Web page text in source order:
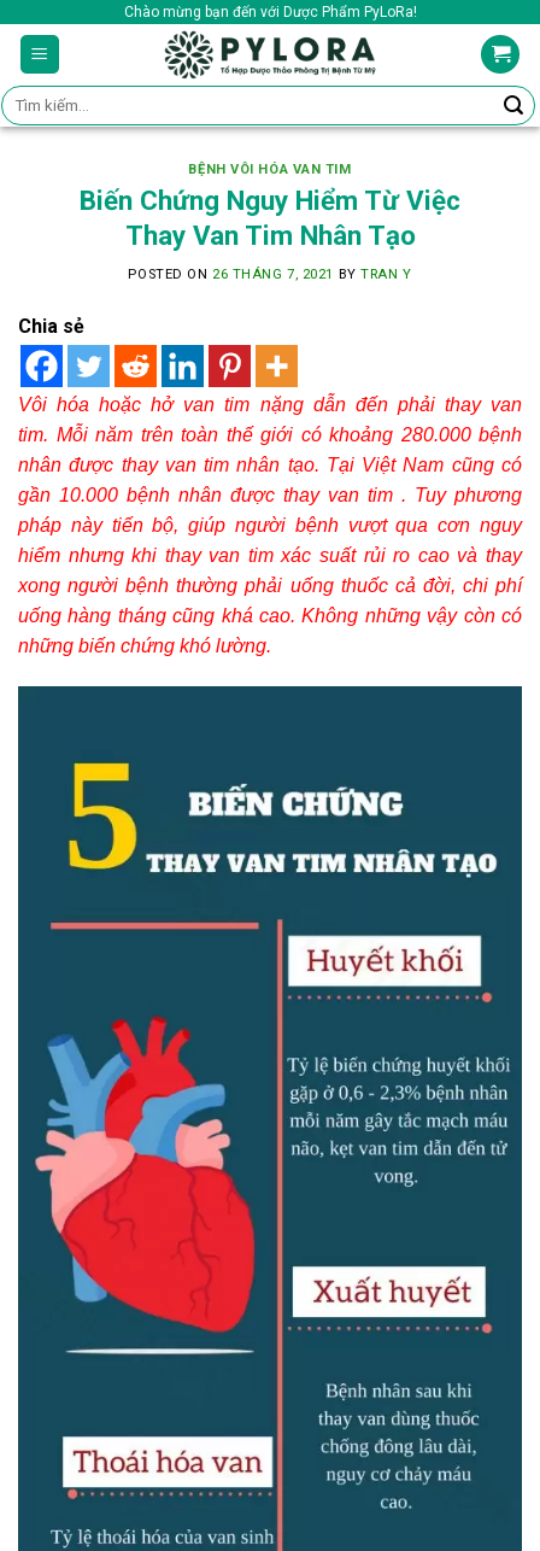
content
Chào mừng bạn đến với Dược Phẩm PyLoRa!
Tìm
kiếm:
BỆNH VÔI HÓA VAN TIM
Biến Chứng Nguy Hiểm Từ Việc
Thay Van Tim Nhân Tạo
POSTED ON 26 THÁNG 7, 2021 BYTRAN Y
Chia sẻ
Vôi hóa hoặc hở van tim nặng dẫn đến phải thay van
tim. Mỗi năm trên toàn thế giới có khoảng 280.000 bệnh
nhân được thay van tim nhân tạo. Tại Việt Nam cũng có
gần 10.000 bệnh nhân được thay van tim . Tuy phương
pháp này tiến bộ, giúp người bệnh vượt qua cơn nguy
hiểm nhưng khi thay van tim xác suất rủi ro cao và thay
xong người bệnh thường phải uống thuốc cả đời, chi phí
uống hàng tháng cũng khá cao. Không những vậy còn có
những biến chứng khó lường.